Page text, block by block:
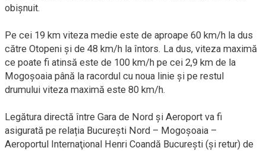
obișnuit.
Pe cei 19 km viteza medie este de aproape 60 km/h la dus
către Otopeni și de 48 km/h la întors. La dus, viteza maximă
ce poate fi atinsă este de 100 km/h pe cei 2,9 km de la
Mogoșoaia până la racordul cu noua linie și pe restul
drumului viteza maximă este 80 km/h.
Legătura directă între Gara de Nord și Aeroport va fi
asigurată pe relația București Nord – Mogoșoaia –
Aeroportul Internaţional Henri Coandă Bucureşti (și retur) de